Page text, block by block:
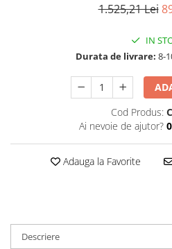
Comode lux-ultramoderne
Dulapuri haine si Sifoniere
Masute de toaleta
Noptiere dormitor
Paturi lemn & pal
1.525,21 Lei
IN
Durata de livrare: 8-
Cod Produs:
Ai nevoie de ajutor?
Adauga la Favorite
Descriere